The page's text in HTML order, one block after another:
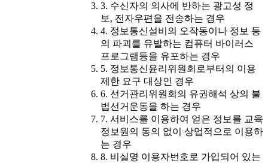
3. 수신자의 의사에 반하는 광고성 정
보, 전자우편을 전송하는 경우
4. 정보통신설비의 오작동이나 정보 등
의 파괴를 유발하는 컴퓨터 바이러스
프로그램등을 유포하는 경우
5. 정보통신윤리위원회로부터의 이용
제한 요구 대상인 경우
6. 선거관리위원회의 유권해석 상의 불
법선거운동을 하는 경우
7. 서비스를 이용하여 얻은 정보를 교육
정보원의 동의 없이 상업적으로 이용하
는 경우
8. 비실명 이용자번호로 가입되어 있는